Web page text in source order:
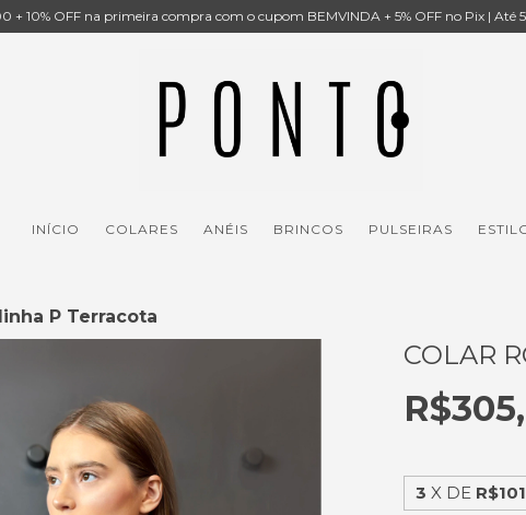
+ 10% OFF na primeira compra com o cupom BEMVINDA + 5% OFF no Pix |
INÍCIO COLARES ANÉIS BRINCOS PULSEIRAS
P Terracota
COLAR
3 X DE